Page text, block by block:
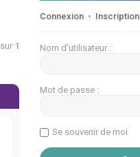
sur 1
Connexion • Inscription
Nom d’utilisateur :
Mot de passe :
Se souvenir de moi